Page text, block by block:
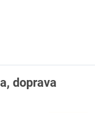
doprava